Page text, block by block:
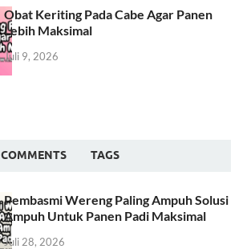
Obat Keriting Pada Cabe Agar Panen
Lebih Maksimal
Juli 9, 2026
COMMENTS TAGS
Pembasmi Wereng Paling Ampuh Solusi
Ampuh Untuk Panen Padi Maksimal
Juli 28, 2026